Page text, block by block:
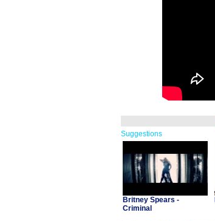
Suggestions
Britney Spears -
Criminal